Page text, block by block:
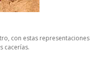
con estas representaciones
cacerías.